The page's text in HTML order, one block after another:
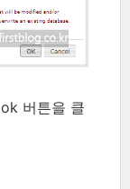
버튼을 클